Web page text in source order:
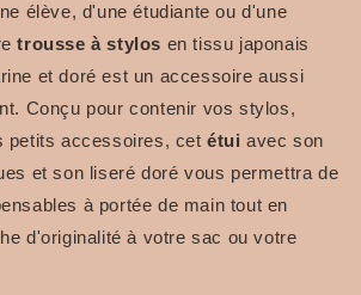
élève, d'une étudiante ou d'une
trousse à stylos en tissu japonais
et doré est un accessoire aussi
Conçu pour contenir vos stylos,
petits accessoires, cetétui avec son
et son liseré doré vous permettra de
à portée de main tout en
d'originalité à votre sac ou votre